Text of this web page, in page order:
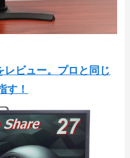
レビュー。プロと同じ
す！